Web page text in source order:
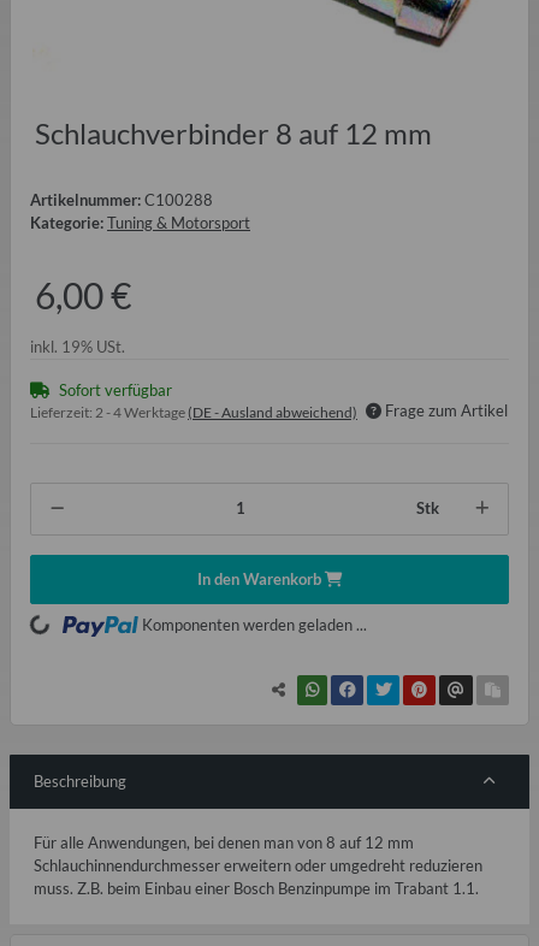
Schlauchverbinder 8 auf 12 mm
Artikelnummer:C100288
Kategorie:Tuning & Motorsport
6,00 €
inkl. 19% USt.
Sofort verfügbar
Lieferzeit: 2 - 4 Werktage (DE - Ausland abweichend) Frage zum Artikel
Stk
In den Warenkorb
Komponenten werden geladen ...
Beschreibung
Für alle Anwendungen, bei denen man von 8 auf 12 mm
Schlauchinnendurchmesser erweitern oder umgedreht reduzieren
muss. Z.B. beim Einbau einer Bosch Benzinpumpe im Trabant 1.1.